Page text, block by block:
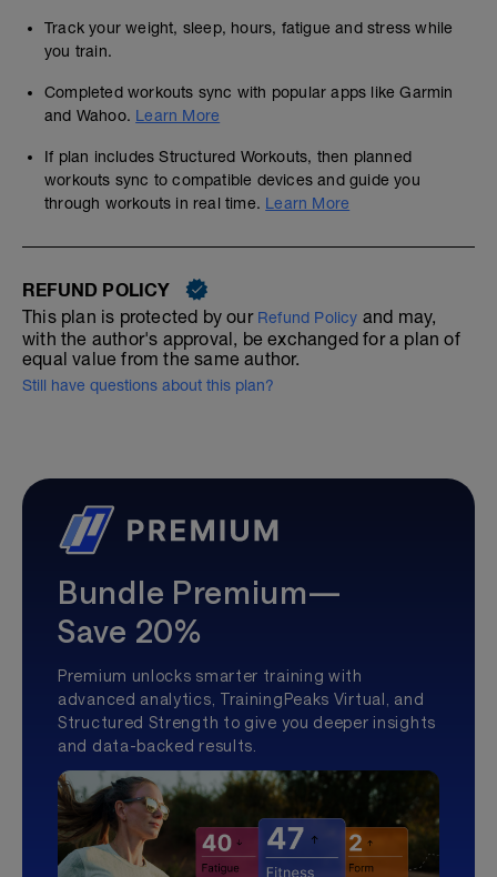
Track your weight, sleep, hours, fatigue and stress while
you train.
Completed workouts sync with popular apps like Garmin
and Wahoo. Learn More
If plan includes Structured Workouts, then planned
workouts sync to compatible devices and guide you
through workouts in real time. Learn More
REFUND POLICY
This plan is protected by our Refund Policy and may,
with the author's approval, be exchanged for a plan of
equal value from the same author.
Still have questions about this plan?
Bundle Premium—
Save 20%
Premium unlocks smarter training with
advanced analytics, TrainingPeaks Virtual, and
Structured Strength to give you deeper insights
and data-backed results.